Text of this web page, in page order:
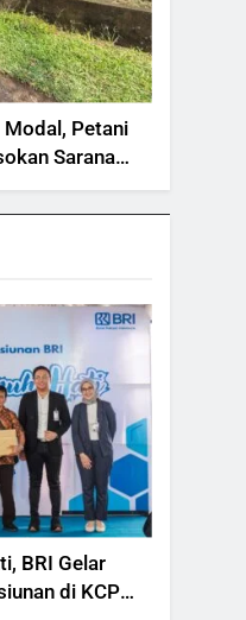
Modal, Petani
Sarana
Harga dan
BRI Gelar
di KCP